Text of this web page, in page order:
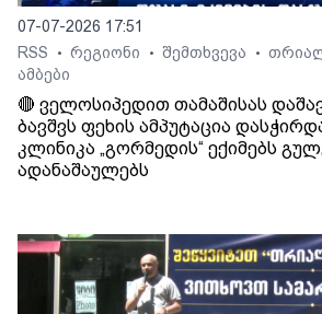
07-07-2026 17:51
RSS
• რეგიონი • შემთხვევა •
ამბები
🔴 ველოსიპედით თამაშისას
ბავშვს ფეხის ამპუტაცია
კლინიკა „გორმედის“ ექიმებს
ადანაშაულებს